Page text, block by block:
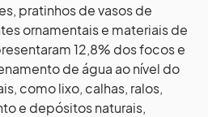
pratinhos de vasos de
ornamentais e materiais de
12,8% dos focos e
de água ao nível do
como lixo, calhas, ralos,
e depósitos naturais,